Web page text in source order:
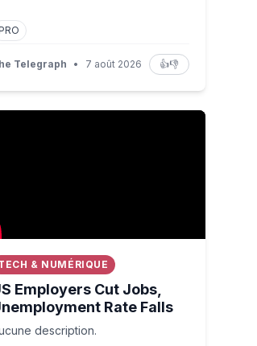
Telegraph • 7 août 2026 👍👎
holidays?⁠Cut Jobs, Unemployment
& NUMÉRIQUE
Employers Cut Jobs,
Rate Falls
description.